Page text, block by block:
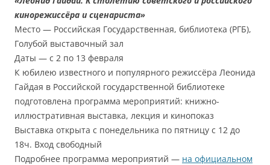
кинорежиссёра и сценариста»
Место — Российская Государственная, библиотека (РГБ),
Голубой выставочный зал
Даты — с 2 по 13 февраля
К юбилею известного и популярного режиссёра Леонида
Гайдая в Российской государственной библиотеке
подготовлена программа мероприятий: книжно-
иллюстративная выставка, лекция и кинопоказ
Выставка открыта с понедельника по пятницу с 12 до
18ч. Вход свободный
Подробнее программа мероприятий — на официальном